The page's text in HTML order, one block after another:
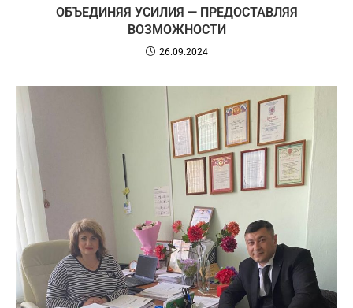
ОБЪЕДИНЯЯ УСИЛИЯ — ПРЕДОСТАВЛЯЯ
ВОЗМОЖНОСТИ
26.09.2024